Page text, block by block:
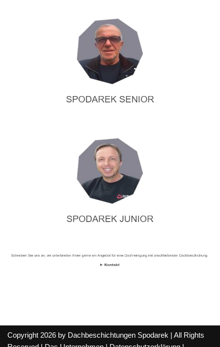
Copyright 2026 by Dachbeschichtungen Spodarek | All Rights